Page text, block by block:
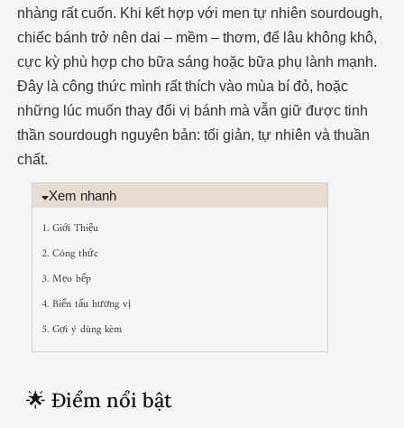
nhàng rất cuốn. Khi kết hợp với men tự nhiên sourdough,
chiếc bánh trở nên dai – mềm – thơm, để lâu không khô,
cực kỳ phù hợp cho bữa sáng hoặc bữa phụ lành mạnh.
Đây là công thức mình rất thích vào mùa bí đỏ, hoặc
những lúc muốn thay đổi vị bánh mà vẫn giữ được tinh
thần sourdough nguyên bản: tối giản, tự nhiên và thuần
chất.
Xem nhanh
1. Giới Thiệu
2. Công thức
3. Mẹo bếp
4. Biến tấu hương vị
5. Gợi ý dùng kèm
🌟 Điểm nổi bật